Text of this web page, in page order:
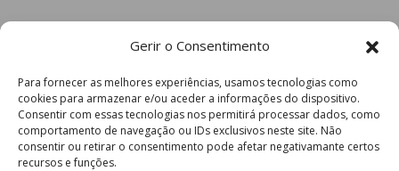
Gerir o Consentimento
Para fornecer as melhores experiências, usamos tecnologias como
cookies para armazenar e/ou aceder a informações do dispositivo.
Consentir com essas tecnologias nos permitirá processar dados, como
comportamento de navegação ou IDs exclusivos neste site. Não
consentir ou retirar o consentimento pode afetar negativamante certos
recursos e funções.